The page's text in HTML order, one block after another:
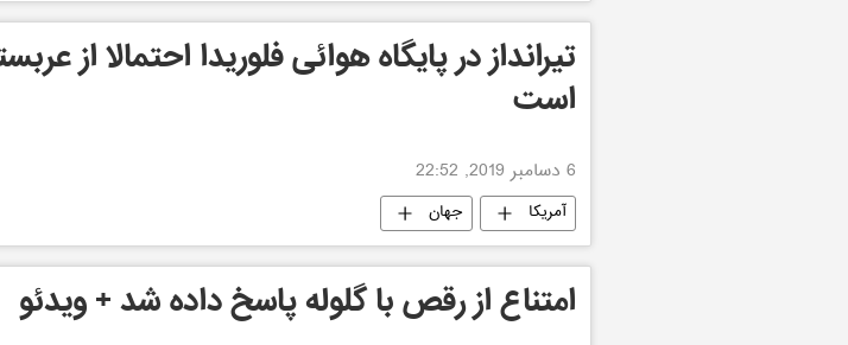
تيرانداز در پايگاه هوائى فلوريدا احتمالا از
است
6 دسامبر 2019, 22:52
آمریکا جهان
امتناع از رقص با گلوله پاسخ داده شد + ویدئو